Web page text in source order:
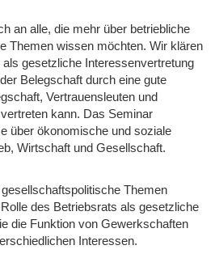
an alle, die mehr über betriebliche
Themen wissen möchten. Wir klären
gesetzliche Interessenvertretung
Belegschaft durch eine gute
Vertrauensleuten und
kann. Das Seminar
über ökonomische und soziale
Wirtschaft und Gesellschaft.
Themen
des Betriebsrats als gesetzliche
die Funktion von Gewerkschaften
Interessen.